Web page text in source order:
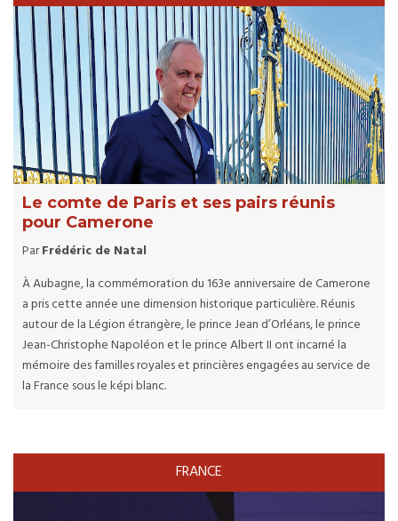
Le comte de Paris et ses pairs réunis
pour Camerone
ParFrédéric de Natal
À Aubagne, la commémoration du 163e anniversaire de Camerone
a pris cette année une dimension historique particulière. Réunis
autour de la Légion étrangère, le prince Jean d’Orléans, le prince
Jean-Christophe Napoléon et le prince Albert II ont incarné la
mémoire des familles royales et princières engagées au service de
la France sous le képi blanc.
FRANCE